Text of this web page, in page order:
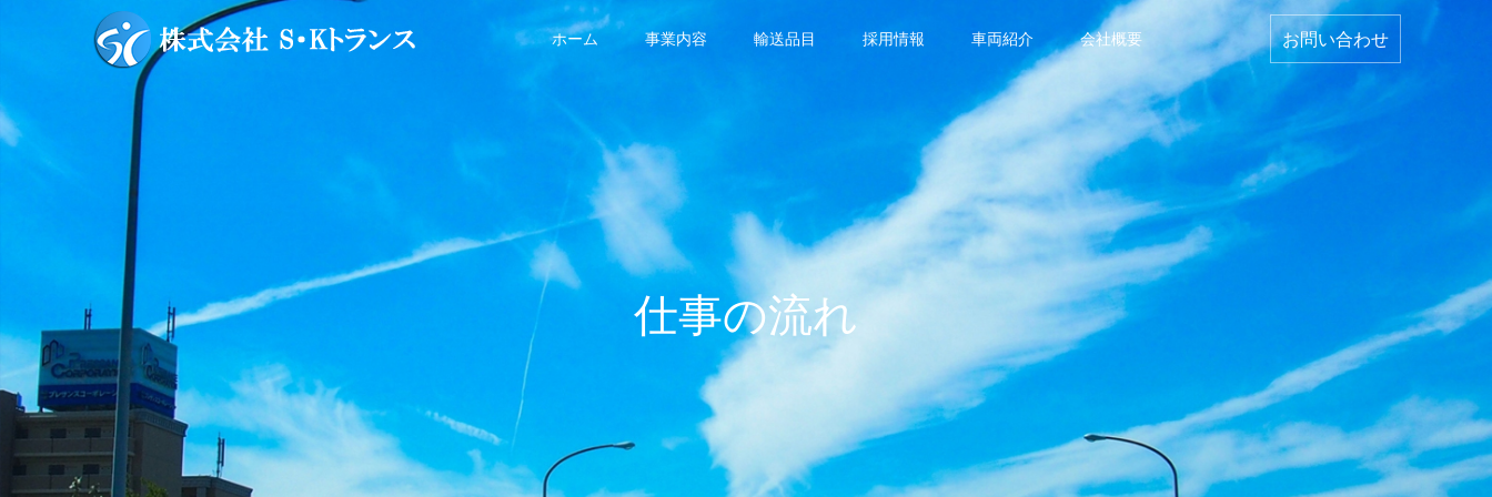
ホーム 事業内容 輸送品目 採用情報 車両紹介 会社概要 お問い合わせ
仕事の流れ